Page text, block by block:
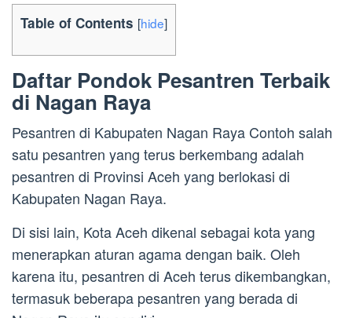
Table of Contents [hide]
Daftar Pondok Pesantren Terbaik
di Nagan Raya
Pesantren di Kabupaten Nagan Raya Contoh salah
satu pesantren yang terus berkembang adalah
pesantren di Provinsi Aceh yang berlokasi di
Kabupaten Nagan Raya.
Di sisi lain, Kota Aceh dikenal sebagai kota yang
menerapkan aturan agama dengan baik. Oleh
karena itu, pesantren di Aceh terus dikembangkan,
termasuk beberapa pesantren yang berada di